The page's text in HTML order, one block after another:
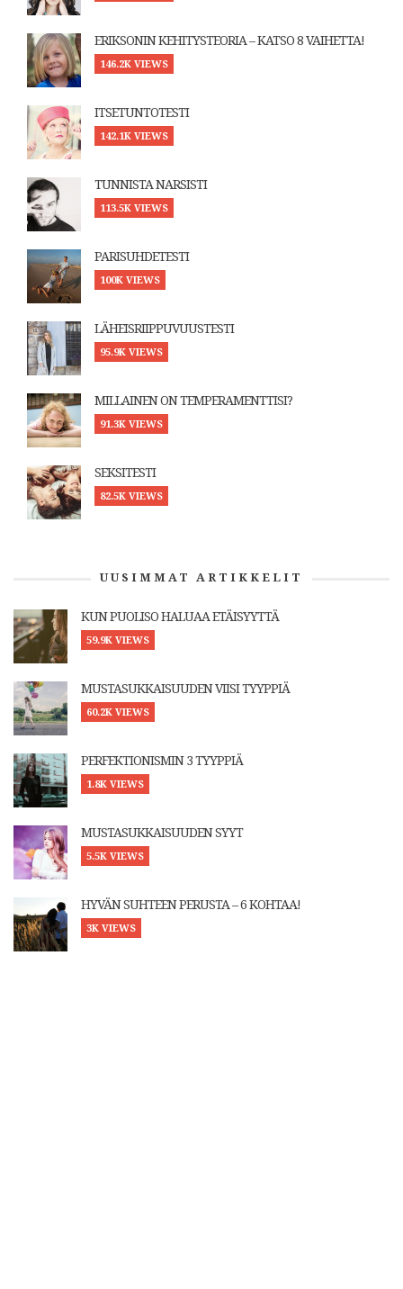
ERIKSONIN KEHITYSTEORIA – KATSO 8 VAIHETTA!
146.2K VIEWS
ITSETUNTOTESTI
142.1K VIEWS
TUNNISTA NARSISTI
113.5K VIEWS
PARISUHDETESTI
100K VIEWS
LÄHEISRIIPPUVUUSTESTI
95.9K VIEWS
MILLAINEN ON TEMPERAMENTTISI?
91.3K VIEWS
SEKSITESTI
82.5K VIEWS
UUSIMMAT ARTIKKELIT
KUN PUOLISO HALUAA ETÄISYYTTÄ
59.9K VIEWS
MUSTASUKKAISUUDEN VIISI TYYPPIÄ
60.2K VIEWS
PERFEKTIONISMIN 3 TYYPPIÄ
1.8K VIEWS
MUSTASUKKAISUUDEN SYYT
5.5K VIEWS
HYVÄN SUHTEEN PERUSTA – 6 KOHTAA!
3K VIEWS